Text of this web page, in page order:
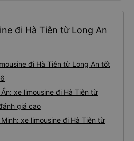
đi Hà Tiên từ Long An
đi Hà Tiên từ Long An tốt
Ẩn: xe limousine đi Hà Tiên từ
giá cao
xe limousine đi Hà Tiên từ